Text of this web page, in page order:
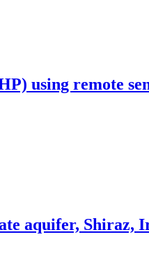
using remote
aquifer, Shiraz,